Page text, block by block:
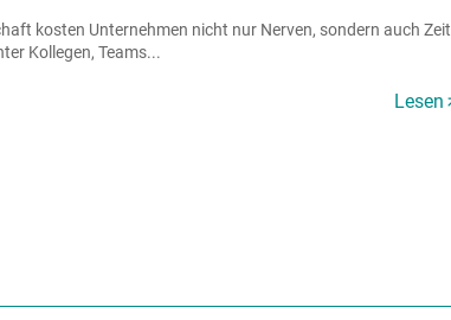
kosten Unternehmen nicht nur Nerven, sondern auch Zeit
Kollegen, Teams...
Lesen